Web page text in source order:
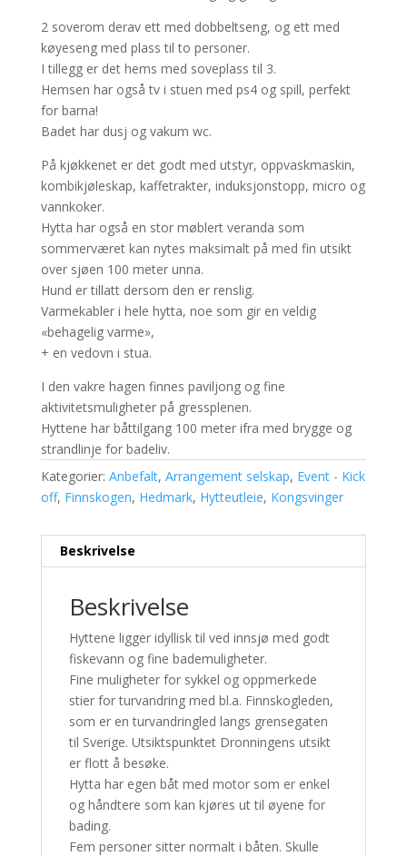
2 soverom derav ett med dobbeltseng, og ett med
køyeseng med plass til to personer.
I tillegg er det hems med soveplass til 3.
Hemsen har også tv i stuen med ps4 og spill, perfekt
for barna!
Badet har dusj og vakum wc.
På kjøkkenet er det godt med utstyr, oppvaskmaskin,
kombikjøleskap, kaffetrakter, induksjonstopp, micro og
vannkoker.
Hytta har også en stor møblert veranda som
sommerværet kan nytes maksimalt på med fin utsikt
over sjøen 100 meter unna.
Hund er tillatt dersom den er renslig.
Varmekabler i hele hytta, noe som gir en veldig
«behagelig varme»,
+ en vedovn i stua.
I den vakre hagen finnes paviljong og fine
aktivitetsmuligheter på gressplenen.
Hyttene har båttilgang 100 meter ifra med brygge og
strandlinje for badeliv.
Kategorier: Anbefalt, Arrangement selskap, Event - Kick
off, Finnskogen, Hedmark, Hytteutleie, Kongsvinger
Beskrivelse
Beskrivelse
Hyttene ligger idyllisk til ved innsjø med godt
fiskevann og fine bademuligheter.
Fine muligheter for sykkel og oppmerkede
stier for turvandring med bl.a. Finnskogleden,
som er en turvandringled langs grensegaten
til Sverige. Utsiktspunktet Dronningens utsikt
er flott å besøke.
Hytta har egen båt med motor som er enkel
og håndtere som kan kjøres ut til øyene for
bading.
Fem personer sitter normalt i båten. Skulle